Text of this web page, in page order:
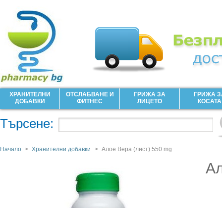
ХРАНИТЕЛНИ
ДОБАВКИ
ОТСЛАБВАНЕ И
ФИТНЕС
ГРИЖА ЗА
ЛИЦЕТО
ГРИЖА
КОСАТА
Търсене:
Начало > Хранителни добавки > Алое Вера (лист) 550 mg